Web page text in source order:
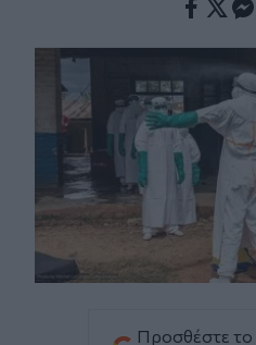
Προσθέστε το